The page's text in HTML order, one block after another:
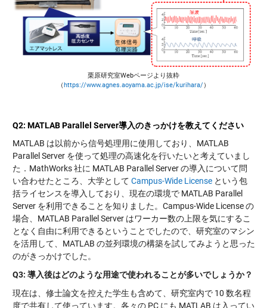
栗原研究室Webページより抜粋
（ https://www.agnes.aoyama.ac.jp/ise/kurihara/ ）
Q2: MATLAB Parallel Server導入のきっかけを教えてください
MATLAB は以前から信号処理用に使用しており、MATLAB
Parallel Server を使って処理の高速化を行いたいと考えていまし
た．MathWorks 社に MATLAB Parallel Server の導入について問
い合わせたところ、大学として Campus-Wide Licenseという包
括ライセンスを導入しており、現在の環境で MATLAB Parallel
Server を利用できることを知りました。Campus-Wide License の
場合、MATLAB Parallel Server はワーカー数の上限を気にするこ
となく自由に利用できるということでしたので、研究室のマシン
を活用して、MATLAB の並列環境の構築を試してみようと思った
のがきっかけでした。
Q3: 導入後はどのような用途で使われることが多いでしょうか？
現在は、修士論文を控えた学生も含めて、研究室内で 10 数名程
度で共有して使っています。各々の PC にも MATLAB は入ってい